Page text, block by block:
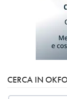
CERCA IN